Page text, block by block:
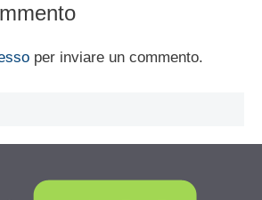
per inviare un commento.